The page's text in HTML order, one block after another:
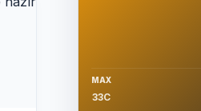
MAX
33C